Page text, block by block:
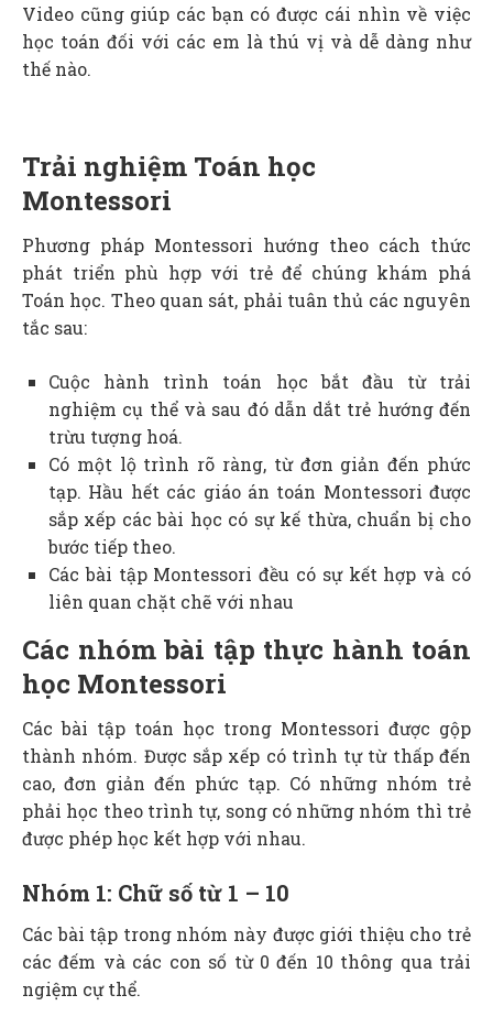
Video cũng giúp các bạn có được cái nhìn về việc
học toán đối với các em là thú vị và dễ dàng như
thế nào.
Trải nghiệm Toán học
Montessori
Phương pháp Montessori hướng theo cách thức
phát triển phù hợp với trẻ để chúng khám phá
Toán học. Theo quan sát, phải tuân thủ các nguyên
tắc sau:
Cuộc hành trình toán học bắt đầu từ trải
nghiệm cụ thể và sau đó dẫn dắt trẻ hướng đến
trừu tượng hoá.
Có một lộ trình rõ ràng, từ đơn giản đến phức
tạp. Hầu hết các giáo án toán Montessori được
sắp xếp các bài học có sự kế thừa, chuẩn bị cho
bước tiếp theo.
Các bài tập Montessori đều có sự kết hợp và có
liên quan chặt chẽ với nhau
Các nhóm bài tập thực hành toán
học Montessori
Các bài tập toán học trong Montessori được gộp
thành nhóm. Được sắp xếp có trình tự từ thấp đến
cao, đơn giản đến phức tạp. Có những nhóm trẻ
phải học theo trình tự, song có những nhóm thì trẻ
được phép học kết hợp với nhau.
Nhóm 1: Chữ số từ 1 – 10
Các bài tập trong nhóm này được giới thiệu cho trẻ
các đếm và các con số từ 0 đến 10 thông qua trải
ngiệm cự thể.